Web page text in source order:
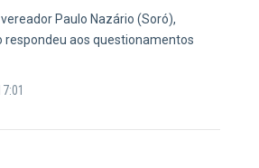
Paulo Nazário (Soró),
respondeu aos questionamentos